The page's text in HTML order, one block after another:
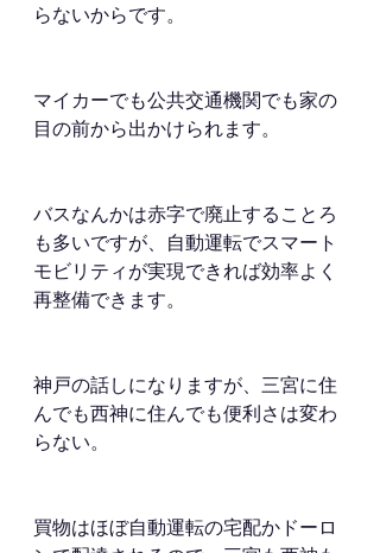
らないからです。
マイカーでも公共交通機関でも家の
目の前から出かけられます。
バスなんかは赤字で廃止することろ
も多いですが、自動運転でスマート
モビリティが実現できれば効率よく
再整備できます。
神戸の話しになりますが、三宮に住
んでも西神に住んでも便利さは変わ
らない。
買物はほぼ自動運転の宅配かドーロ